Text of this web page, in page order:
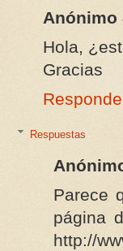
Anónimo
Hola,
Gracias
Respuestas
Parece
página
http://